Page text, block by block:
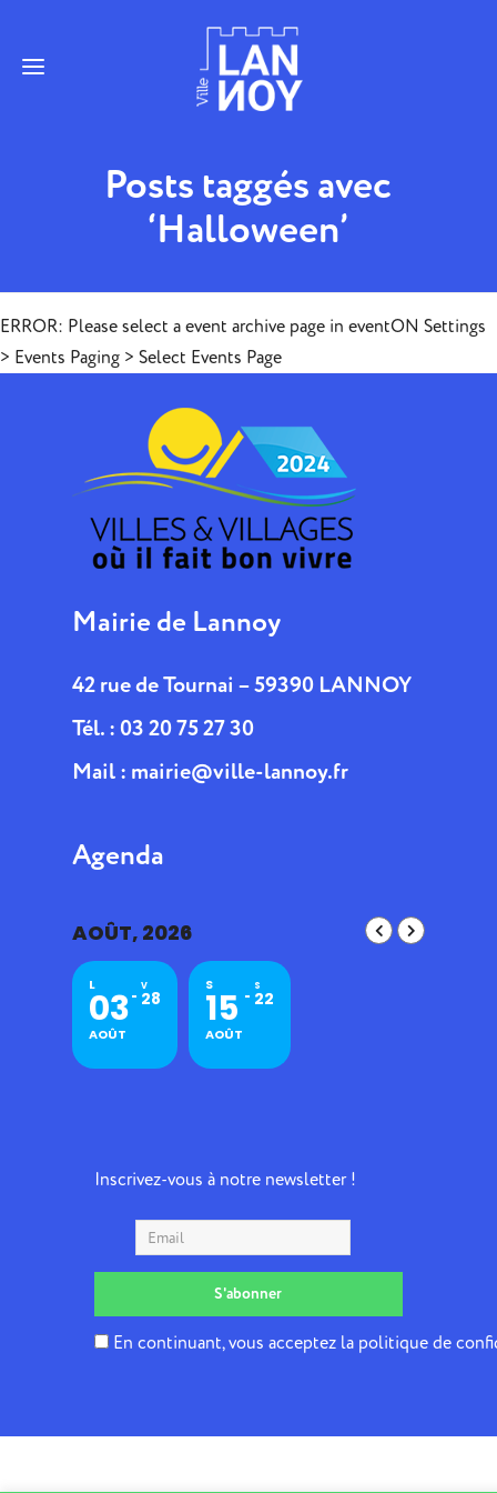
Posts taggés avec
‘Halloween’
ERROR: Please select a event archive page in eventON Settings
> Events Paging > Select Events Page
Mairie de Lannoy
42 rue de Tournai – 59390 LANNOY
Tél. : 03 20 75 27 30
Mail : mairie@ville-lannoy.fr
Agenda
AOÛT, 2026
L
03
AOÛT
V
28
S
15
AOÛT
S
22
Inscrivez-vous à notre newsletter !
En continuant, vous acceptez la politique de